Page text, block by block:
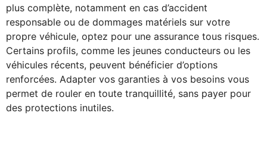
plus complète, notamment en cas d’accident
responsable ou de dommages matériels sur votre
propre véhicule, optez pour une assurance tous risques.
Certains profils, comme les jeunes conducteurs ou les
véhicules récents, peuvent bénéficier d’options
renforcées. Adapter vos garanties à vos besoins vous
permet de rouler en toute tranquillité, sans payer pour
des protections inutiles.